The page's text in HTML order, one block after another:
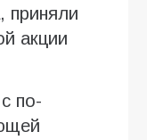
приняли
акции
по-